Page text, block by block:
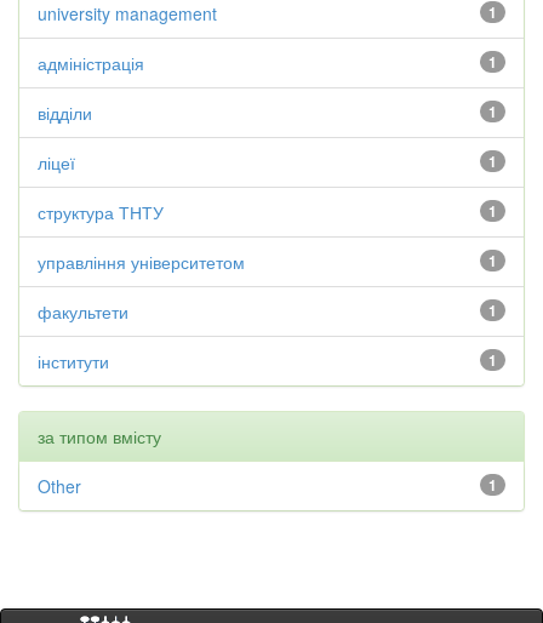
1
university management
1
адміністрація
1
відділи
1
ліцеї
1
структура ТНТУ
1
управління університетом
1
факультети
1
інститути
за типом вмісту
1
Other